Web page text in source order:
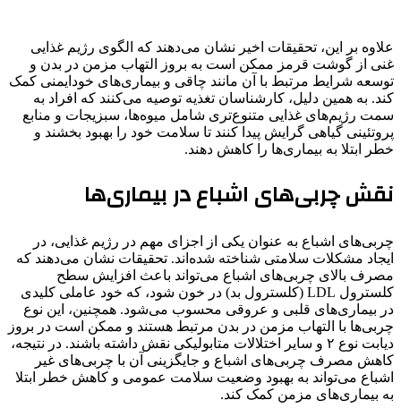
علاوه بر این، تحقیقات اخیر نشان می‌دهند که الگوی رژیم غذایی
غنی از گوشت قرمز ممکن است به بروز التهاب مزمن در بدن و
توسعه شرایط مرتبط با آن مانند چاقی و بیماری‌های خودایمنی کمک
کند. به همین دلیل، کارشناسان تغذیه توصیه می‌کنند که افراد به
سمت رژیم‌های غذایی متنوع‌تری شامل میوه‌ها، سبزیجات و منابع
پروتئینی گیاهی گرایش پیدا کنند تا سلامت خود را بهبود بخشند و
خطر ابتلا به بیماری‌ها را کاهش دهند.
نقش چربی‌های اشباع در بیماری‌ها
چربی‌های اشباع به عنوان یکی از اجزای مهم در رژیم غذایی، در
ایجاد مشکلات سلامتی شناخته شده‌اند. تحقیقات نشان می‌دهند که
مصرف بالای چربی‌های اشباع می‌تواند باعث افزایش سطح
کلسترول LDL (کلسترول بد) در خون شود، که خود عاملی کلیدی
در بیماری‌های قلبی و عروقی محسوب می‌شود. همچنین، این نوع
چربی‌ها با التهاب مزمن در بدن مرتبط هستند و ممکن است در بروز
دیابت نوع ۲ و سایر اختلالات متابولیکی نقش داشته باشند. در نتیجه،
کاهش مصرف چربی‌های اشباع و جایگزینی آن با چربی‌های غیر
اشباع می‌تواند به بهبود وضعیت سلامت عمومی و کاهش خطر ابتلا
به بیماری‌های مزمن کمک کند.